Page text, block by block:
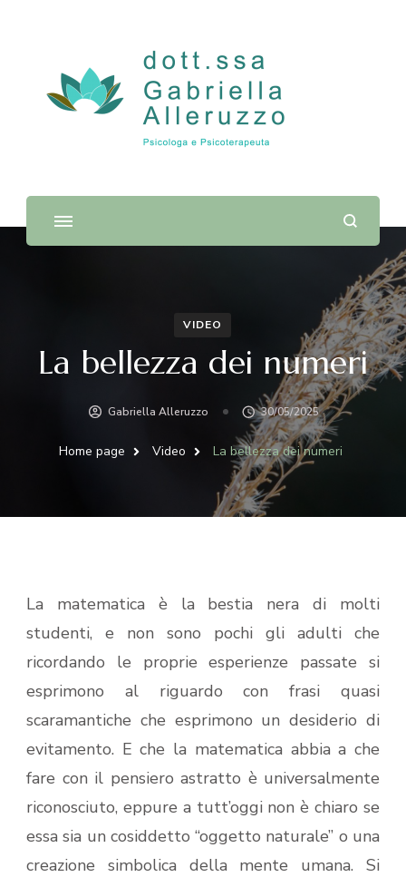
Dott.ssa Gabriella Alleruzzo |
Psicologa e Psicoterapeuta
VIDEO
La bellezza dei numeri
Gabriella Alleruzzo 30/05/2025
Home page Video La bellezza dei numeri
La matematica è la bestia nera di molti
studenti, e non sono pochi gli adulti che
ricordando le proprie esperienze passate si
esprimono al riguardo con frasi quasi
scaramantiche che esprimono un desiderio di
evitamento. E che la matematica abbia a che
fare con il pensiero astratto è universalmente
riconosciuto, eppure a tutt’oggi non è chiaro se
essa sia un cosiddetto “oggetto naturale” o una
creazione simbolica della mente umana. Si